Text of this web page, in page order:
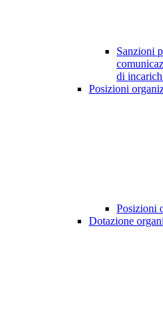
Sanzioni
di
Posizioni
Posizioni
Dotazione